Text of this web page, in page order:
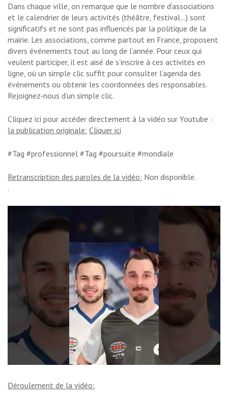
Dans chaque ville, on remarque que le nombre d’associations
et le calendrier de leurs activités (théâtre, festival…) sont
significatifs et ne sont pas influencés par la politique de la
mairie. Les associations, comme partout en France, proposent
divers événements tout au long de l’année. Pour ceux qui
veulent participer, il est aisé de s’inscrire à ces activités en
ligne, où un simple clic suffit pour consulter l’agenda des
événements ou obtenir les coordonnées des responsables.
Rejoignez-nous d’un simple clic.
Cliquez ici pour accéder directement à la vidéo sur Youtube :
la publication originale: Cliquer ici
#Tag #professionnel #Tag #poursuite #mondiale
Retranscription des paroles de la vidéo: Non disponible.
.
Déroulement de la vidéo: